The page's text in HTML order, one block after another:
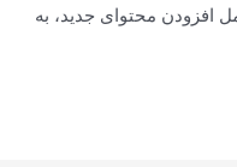
افزودن محتوای جدید، به